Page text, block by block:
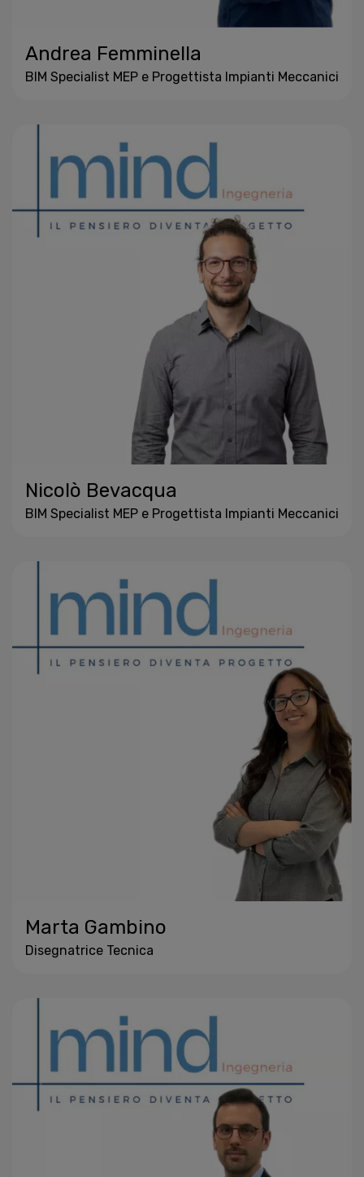
Andrea Femminella
BIM Specialist MEP e Progettista Impianti Meccanici
Nicolò Bevacqua
BIM Specialist MEP e Progettista Impianti Meccanici
Marta Gambino
Disegnatrice Tecnica